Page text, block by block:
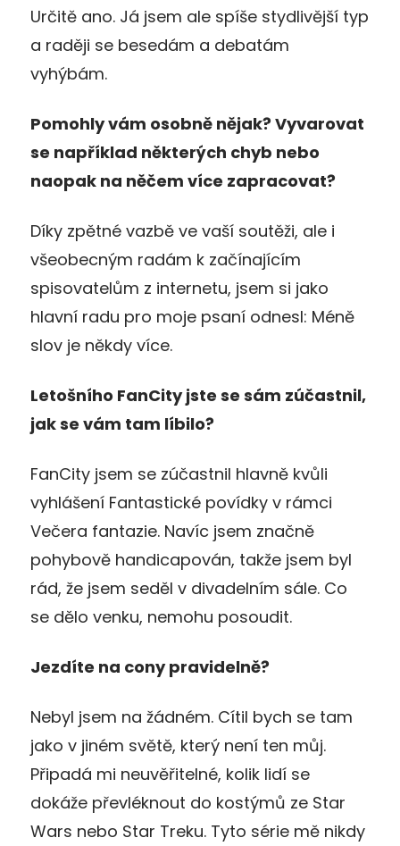
Určitě ano. Já jsem ale spíše stydlivější typ
a raději se besedám a debatám
vyhýbám.
Pomohly vám osobně nějak? Vyvarovat
se například některých chyb nebo
naopak na něčem více zapracovat?
Díky zpětné vazbě ve vaší soutěži, ale i
všeobecným radám k začínajícím
spisovatelům z internetu, jsem si jako
hlavní radu pro moje psaní odnesl: Méně
slov je někdy více.
Letošního FanCity jste se sám zúčastnil,
jak se vám tam líbilo?
FanCity jsem se zúčastnil hlavně kvůli
vyhlášení Fantastické povídky v rámci
Večera fantazie. Navíc jsem značně
pohybově handicapován, takže jsem byl
rád, že jsem seděl v divadelním sále. Co
se dělo venku, nemohu posoudit.
Jezdíte na cony pravidelně?
Nebyl jsem na žádném. Cítil bych se tam
jako v jiném světě, který není ten můj.
Připadá mi neuvěřitelné, kolik lidí se
dokáže převléknout do kostýmů ze Star
Wars nebo Star Treku. Tyto série mě nikdy